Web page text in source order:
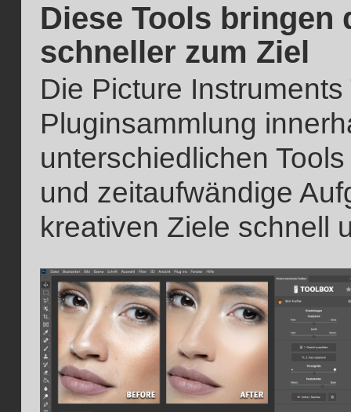
Diese Tools bringen
schneller zum Ziel
Die Picture
Pluginsammlung
unterschiedlichen
und zeitaufwändige
kreativen Ziele schnell